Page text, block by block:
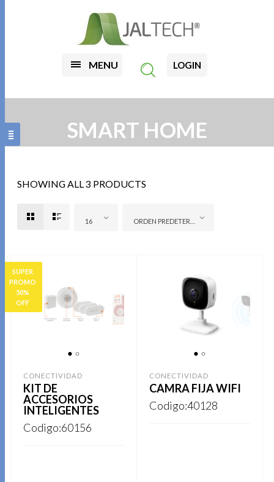
MENU LOGIN
SMART HOME
SHOWING ALL 3 PRODUCTS
16
SUPER
PROMO
50%
OFF
CONECTIVIDAD
KIT DE
ACCESORIOS
INTELIGENTES
Codigo:60156
CONECTIVIDAD
CAMRA FIJA WIFI
Codigo:40128